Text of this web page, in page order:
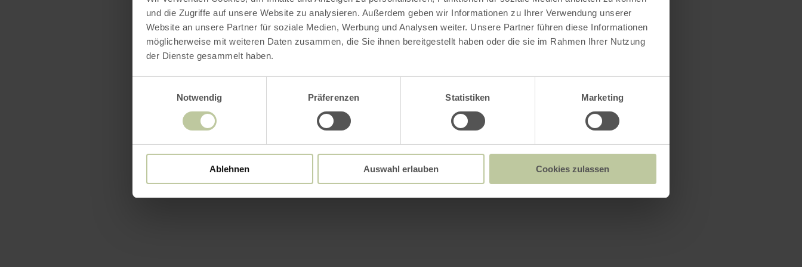
und die Zugriffe auf unsere Website zu analysieren. Außerdem geben wir Informationen zu Ihrer Verwendung unserer
Website an unsere Partner für soziale Medien, Werbung und Analysen weiter. Unsere Partner führen diese Informationen
möglicherweise mit weiteren Daten zusammen, die Sie ihnen bereitgestellt haben oder die sie im Rahmen Ihrer Nutzung
der Dienste gesammelt haben.
Notwendig
Präferenzen Statistiken Marketing
Ablehnen Auswahl erlauben Cookies zulassen